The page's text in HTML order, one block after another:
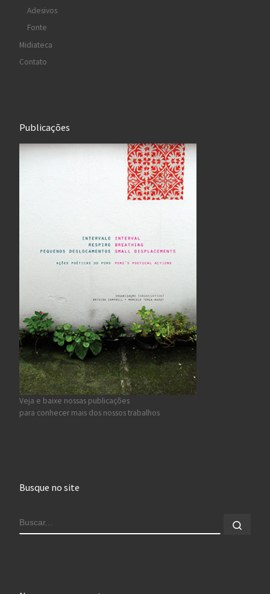
Adesivos
Fonte
Midiateca
Contato
Publicações
Veja e baixe nossas publicações
para conhecer mais dos nossos trabalhos
Busque no site
BUSCAR